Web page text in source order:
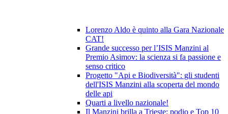
Lorenzo Aldo è quinto alla Gara Nazionale
CAT!
Grande successo per l’ISIS Manzini al
Premio Asimov: la scienza si fa passione e
senso critico
Progetto "Api e Biodiversità": gli studenti
dell'ISIS Manzini alla scoperta del mondo
delle api
Quarti a livello nazionale!
Il Manzini brilla a Trieste: podio e Top 10